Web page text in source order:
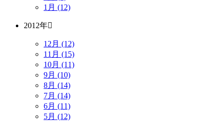
1月 (12)
2012年
12月 (12)
11月 (15)
10月 (11)
9月 (10)
8月 (14)
7月 (14)
6月 (11)
5月 (12)